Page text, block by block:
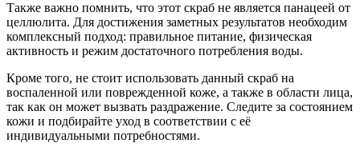
Также важно помнить, что этот скраб не является панацеей от
целлюлита. Для достижения заметных результатов необходим
комплексный подход: правильное питание, физическая
активность и режим достаточного потребления воды.
Кроме того, не стоит использовать данный скраб на
воспаленной или поврежденной коже, а также в области лица,
так как он может вызвать раздражение. Следите за состоянием
кожи и подбирайте уход в соответствии с её
индивидуальными потребностями.